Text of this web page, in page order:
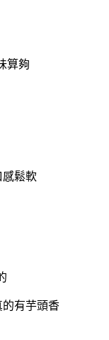
算夠
感鬆軟
有芋頭香